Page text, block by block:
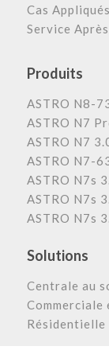
Cas Appliqués
Service
Produits
ASTRO N8-
ASTRO N7
ASTRO N7
ASTRO N7-
ASTRO N7s
ASTRO N7s
ASTRO N7s
Solutions
Centrale au
Résidentielle